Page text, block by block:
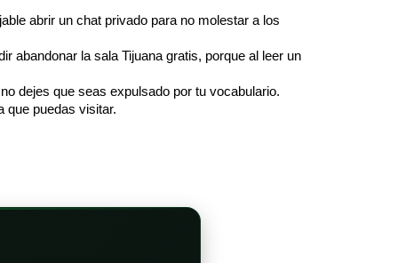
abrir un chat privado para no molestar a los
abandonar la sala Tijuana gratis, porque al leer un
dejes que seas expulsado por tu vocabulario.
que puedas visitar.